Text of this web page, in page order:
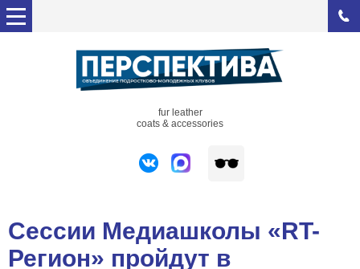
fur leather
coats & accessories
Сессии Медиашколы «RT-
Регион» пройдут в